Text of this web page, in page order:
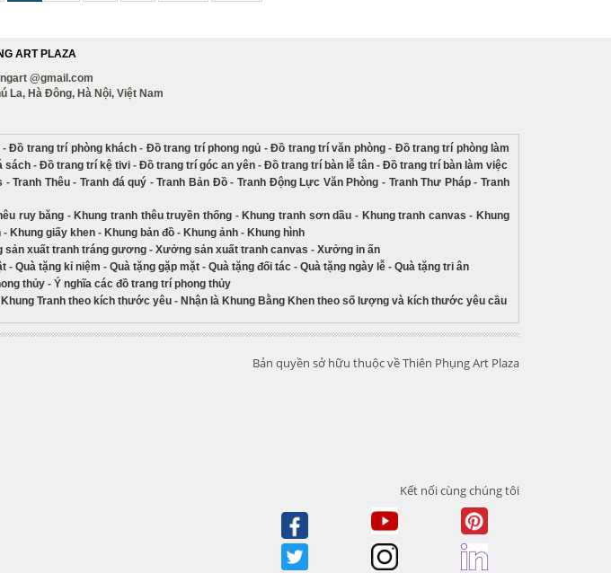
ART PLAZA
@gmail.com
La, Hà Đông, Hà Nội, Việt Nam
-Đồ trang trí phòng khách- Đồ trang trí phong ngủ -Đồ trang trí văn phòng- Đồ trang trí phòng làm
sách - Đồ trang trí kệ tivi - Đồ trang trí góc an yên - Đồ trang trí bàn lễ tân - Đồ trang trí bàn làm việc
-Tranh Thêu- Tranh đá quý -Tranh Bản Đồ- Tranh Động Lực Văn Phòng - Tranh Thư Pháp-Tranh
ruy băng - Khung tranh thêu truyền thống - Khung tranh sơn dầu - Khung tranh canvas - Khung
- Khung giấy khen - Khung bản đồ - Khung ảnh - Khung hình
sản xuất tranh tráng gương - Xưởng sản xuất tranh canvas - Xưởng in ấn
- Quà tặng kỉ niệm - Quà tặng gặp mặt - Quà tặng đối tác - Quà tặng ngày lễ - Quà tặng tri ân
thủy - Ý nghĩa các đồ trang trí phong thủy
Khung Tranh theo kích thước yêu - Nhận là Khung Bằng Khen theo số lượng và kích thước yêu cầu
Bản quyền sở hữu thuộc về Thiên Phụng Art Plaza
Kết nối cùng chúng tôi